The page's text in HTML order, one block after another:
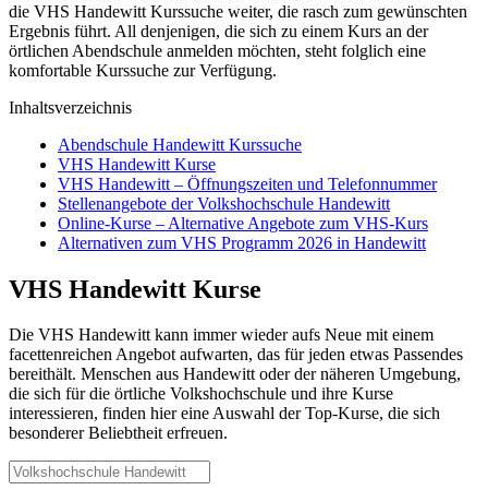
die VHS Handewitt Kurssuche weiter, die rasch zum gewünschten
Ergebnis führt. All denjenigen, die sich zu einem Kurs an der
örtlichen Abendschule anmelden möchten, steht folglich eine
komfortable Kurssuche zur Verfügung.
Inhaltsverzeichnis
Abendschule Handewitt Kurssuche
VHS Handewitt Kurse
VHS Handewitt – Öffnungszeiten und Telefonnummer
Stellenangebote der Volkshochschule Handewitt
Online-Kurse – Alternative Angebote zum VHS-Kurs
Alternativen zum VHS Programm 2026 in Handewitt
VHS Handewitt Kurse
Die VHS Handewitt kann immer wieder aufs Neue mit einem
facettenreichen Angebot aufwarten, das für jeden etwas Passendes
bereithält. Menschen aus Handewitt oder der näheren Umgebung,
die sich für die örtliche Volkshochschule und ihre Kurse
interessieren, finden hier eine Auswahl der Top-Kurse, die sich
besonderer Beliebtheit erfreuen.